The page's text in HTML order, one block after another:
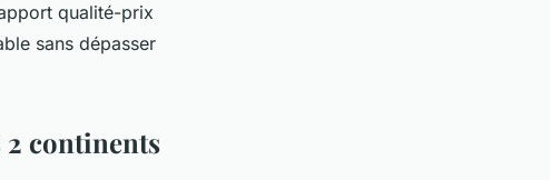
qualité-prix
sans dépasser
2 continents